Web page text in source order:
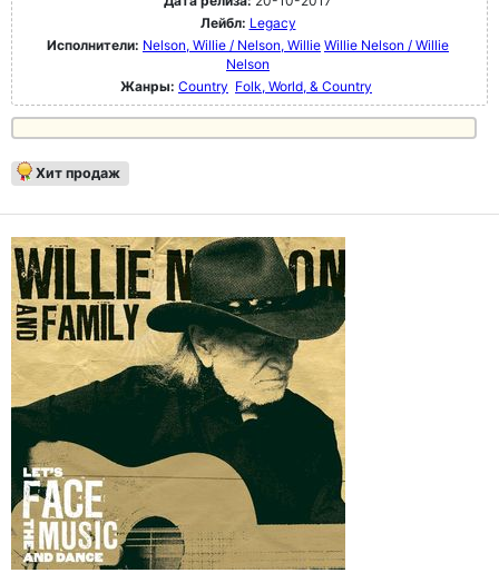
Лейбл: Legacy
Исполнители: Nelson, Willie / Nelson, Willie Willie Nelson / Willie
Nelson
Жанры: Country Folk, World, & Country
Хит продаж